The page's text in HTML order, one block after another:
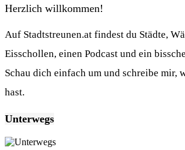
Herzlich willkommen!
Auf Stadtstreunen.at findest du Städte,
Eisschollen, einen Podcast und ein
Schau dich einfach um und schreibe mir,
hast.
Unterwegs